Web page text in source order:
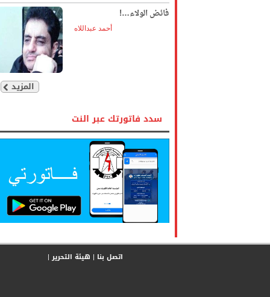
فائض الولاء…!
أحمد عبداللاه
المزيد
سدد فاتورتك عبر النت
اتصل بنا|هيئة التحرير|